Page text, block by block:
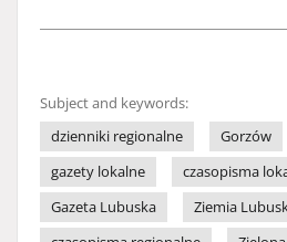
Subject and keywords:
dzienniki regionalne
Gorzów
gazety lokalne
czasopisma
Gazeta Lubuska
Ziemia